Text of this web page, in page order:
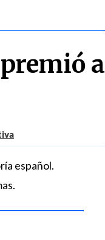
a
español.